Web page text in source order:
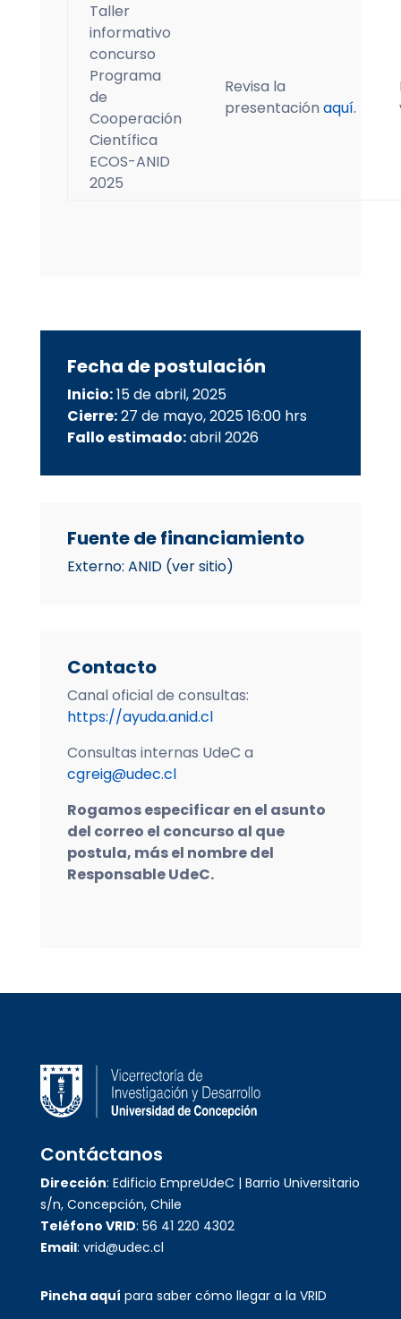
Taller
informativo
concurso
Programa
de
Cooperación
Científica
ECOS-ANID
2025
Revisa la
presentación aquí.
Fecha de postulación
Inicio:15 de abril, 2025
Cierre:27 de mayo, 2025 16:00 hrs
Fallo estimado:abril 2026
Fuente de financiamiento
Externo: ANID (ver sitio)
Contacto
Canal oficial de consultas:
https://ayuda.anid.cl
Consultas internas UdeC a
cgreig@udec.cl
Rogamos especificar en el asunto
del correo el concurso al que
postula, más el nombre del
Responsable UdeC.
Contáctanos
Dirección: Edificio EmpreUdeC | Barrio Universitario
s/n, Concepción, Chile
Teléfono VRID: 56 41 220 4302
Email: vrid@udec.cl
Pincha aquí para saber cómo llegar a la VRID